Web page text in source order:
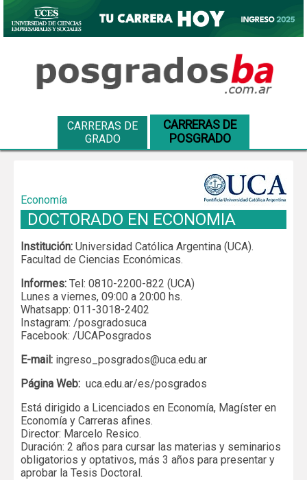
CARRERAS DE
GRADO
CARRERAS DE
POSGRADO
Economía
DOCTORADO EN ECONOMIA
Institución: Universidad Católica Argentina (UCA).
Facultad de Ciencias Económicas.
Informes: Tel: 0810-2200-822 (UCA)
Lunes a viernes, 09:00 a 20:00 hs.
Whatsapp: 011-3018-2402
Instagram: /posgradosuca
Facebook: /UCAPosgrados
E-mail: ingreso_posgrados@uca.edu.ar
Página Web: uca.edu.ar/es/posgrados
Está dirigido a Licenciados en Economía, Magíster en
Economía y Carreras afines.
Director: Marcelo Resico.
Duración: 2 años para cursar las materias y seminarios
obligatorios y optativos, más 3 años para presentar y
aprobar la Tesis Doctoral.